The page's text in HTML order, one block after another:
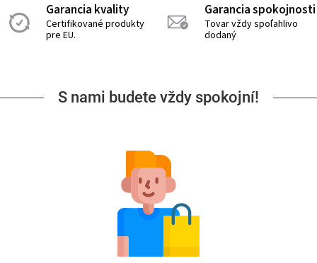
Garancia kvality
Certifikované produkty
pre EU.
Garancia spokojnosti
Tovar vždy spoľahlivo
dodaný
S nami budete vždy spokojní!